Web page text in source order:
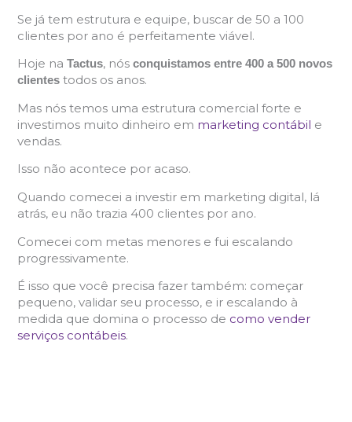
Se já tem estrutura e equipe, buscar de 50 a 100
clientes por ano é perfeitamente viável.
Hoje na Tactus, nós conquistamos entre 400 a 500 novos
clientestodos os anos.
Mas nós temos uma estrutura comercial forte e
investimos muito dinheiro em marketing contábil e
vendas.
Isso não acontece por acaso.
Quando comecei a investir em marketing digital, lá
atrás, eu não trazia 400 clientes por ano.
Comecei com metas menores e fui escalando
progressivamente.
É isso que você precisa fazer também: começar
pequeno, validar seu processo, e ir escalando à
medida que domina o processo de como vender
serviços contábeis.